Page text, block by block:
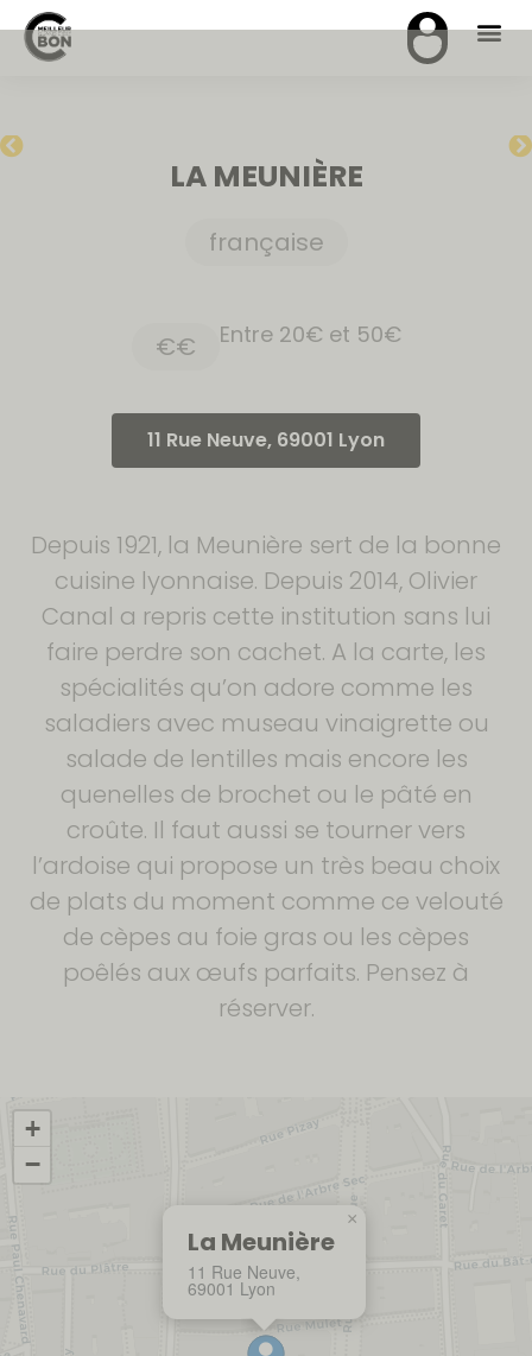
LA MEUNIÈRE
française
€€ Entre 20€ et 50€
11 Rue Neuve, 69001 Lyon
Depuis 1921, la Meunière sert de la bonne
cuisine lyonnaise. Depuis 2014, Olivier
Canal a repris cette institution sans lui
faire perdre son cachet. A la carte, les
spécialités qu’on adore comme les
saladiers avec museau vinaigrette ou
salade de lentilles mais encore les
quenelles de brochet ou le pâté en
croûte. Il faut aussi se tourner vers
l’ardoise qui propose un très beau choix
de plats du moment comme ce velouté
de cèpes au foie gras ou les cèpes
poêlés aux œufs parfaits. Pensez à
réserver.
La Meunière
11 Rue Neuve,
69001 Lyon
×
+
−